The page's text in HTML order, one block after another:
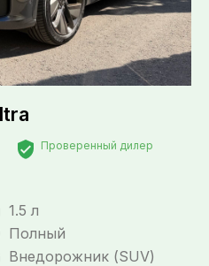
Проверенный дилер
1.5 л
Полный
Внедорожник (SUV)